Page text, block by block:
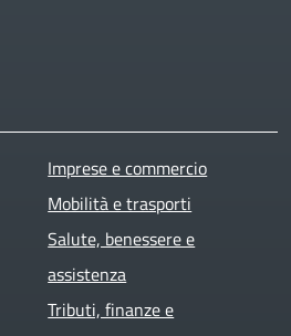
Imprese e commercio
Mobilità e trasporti
Salute, benessere e
assistenza
Tributi, finanze e